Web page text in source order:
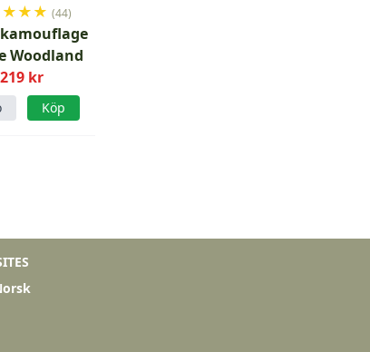
★★★ (44)
Woodland
219 kr
Köp